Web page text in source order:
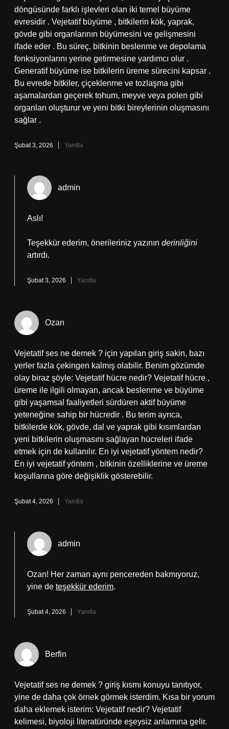
döngüsünde farklı işlevleri olan iki temel büyüme
evresidir . Vejetatif büyüme , bitkilerin kök, yaprak,
gövde gibi organlarının büyümesini ve gelişmesini
ifade eder . Bu süreç, bitkinin beslenme ve depolama
fonksiyonlarını yerine getirmesine yardımcı olur .
Generatif büyüme ise bitkilerin üreme sürecini kapsar .
Bu evrede bitkiler, çiçeklenme ve tozlaşma gibi
aşamalardan geçerek tohum, meyve veya polen gibi
organları oluşturur ve yeni bitki bireylerinin oluşmasını
sağlar .
Şubat 3, 2026 Yanıtla
admin
Aslı!
Teşekkür ederim, önerileriniz yazının derinliğini
artırdı.
Şubat 3, 2026 Yanıtla
Ozan
Vejetatif ses ne demek ? için yapılan giriş sakin, bazı
yerler fazla çekingen kalmış olabilir. Benim gözümde
olay biraz şöyle: Vejetatif hücre nedir? Vejetatif hücre ,
üreme ile ilgili olmayan, ancak beslenme ve büyüme
gibi yaşamsal faaliyetleri sürdüren aktif büyüme
yeteneğine sahip bir hücredir . Bu terim ayrıca,
bitkilerde kök, gövde, dal ve yaprak gibi kısımlardan
yeni bitkilerin oluşmasını sağlayan hücreleri ifade
etmek için de kullanılır. En iyi vejetatif yöntem nedir?
En iyi vejetatif yöntem , bitkinin özelliklerine ve üreme
koşullarına göre değişiklik gösterebilir.
Şubat 4, 2026 Yanıtla
admin
Ozan! Her zaman aynı pencereden bakmıyoruz,
yine de teşekkür ederim.
Şubat 4, 2026 Yanıtla
Berfin
Vejetatif ses ne demek ? giriş kısmı konuyu tanıtıyor,
yine de daha çok örnek görmek isterdim. Kısa bir yorum
daha eklemek isterim: Vejetatif nedir? Vejetatif
kelimesi, biyoloji literatüründe eşeysiz anlamına gelir.